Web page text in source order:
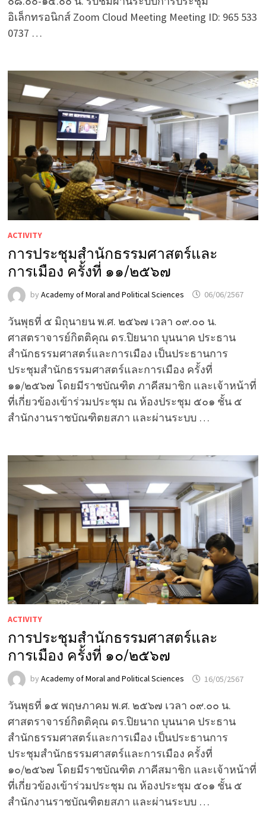
อิเล็กทรอนิกส์ Zoom Cloud Meeting Meeting ID: 965 533
0737 …
ACTIVITY
การประชุมสำนักธรรมศาสตร์และ
การเมือง ครั้งที่ ๑๑/๒๕๖๗
by Academy of Moral and Political Sciences 06/06/2567
วันพุธที่ ๕ มิถุนายน พ.ศ. ๒๕๖๗ เวลา ๐๙.๐๐ น.
ศาสตราจารย์กิตติคุณ ดร.ปิยนาถ บุนนาค ประธาน
สำนักธรรมศาสตร์และการเมือง เป็นประธานการ
ประชุมสำนักธรรมศาสตร์และการเมือง ครั้งที่
๑๑/๒๕๖๗ โดยมีราชบัณฑิต ภาคีสมาชิก และเจ้าหน้าที่
ที่เกี่ยวข้องเข้าร่วมประชุม ณ ห้องประชุม ๕๐๑ ชั้น ๕
สำนักงานราชบัณฑิตยสภา และผ่านระบบ …
ACTIVITY
การประชุมสำนักธรรมศาสตร์และ
การเมือง ครั้งที่ ๑๐/๒๕๖๗
by Academy of Moral and Political Sciences 16/05/2567
วันพุธที่ ๑๕ พฤษภาคม พ.ศ. ๒๕๖๗ เวลา ๐๙.๐๐ น.
ศาสตราจารย์กิตติคุณ ดร.ปิยนาถ บุนนาค ประธาน
สำนักธรรมศาสตร์และการเมือง เป็นประธานการ
ประชุมสำนักธรรมศาสตร์และการเมือง ครั้งที่
๑๐/๒๕๖๗ โดยมีราชบัณฑิต ภาคีสมาชิก และเจ้าหน้าที่
ที่เกี่ยวข้องเข้าร่วมประชุม ณ ห้องประชุม ๕๐๑ ชั้น ๕
สำนักงานราชบัณฑิตยสภา และผ่านระบบ …